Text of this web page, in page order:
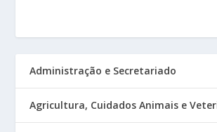
Administração e Secretariado
Agricultura, Cuidados Animais e